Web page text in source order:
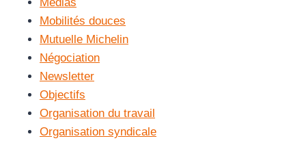
Mobilités douces
Mutuelle Michelin
Négociation
Newsletter
Objectifs
Organisation du travail
Organisation syndicale